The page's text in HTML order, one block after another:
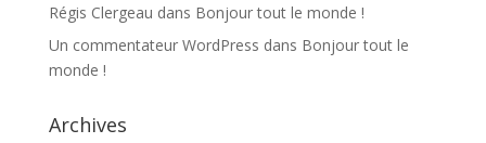
Régis Clergeau dans Bonjour tout le monde !
Un commentateur WordPress dans Bonjour tout le
monde !
Archives